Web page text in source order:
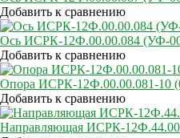
Добавить к сравнению
Ось ИСРК-12Ф.00.00.084 (УФ-
Добавить к сравнению
Опора ИСРК-12Ф.00.00.081-10
Добавить к сравнению
Направляющая ИСРК-